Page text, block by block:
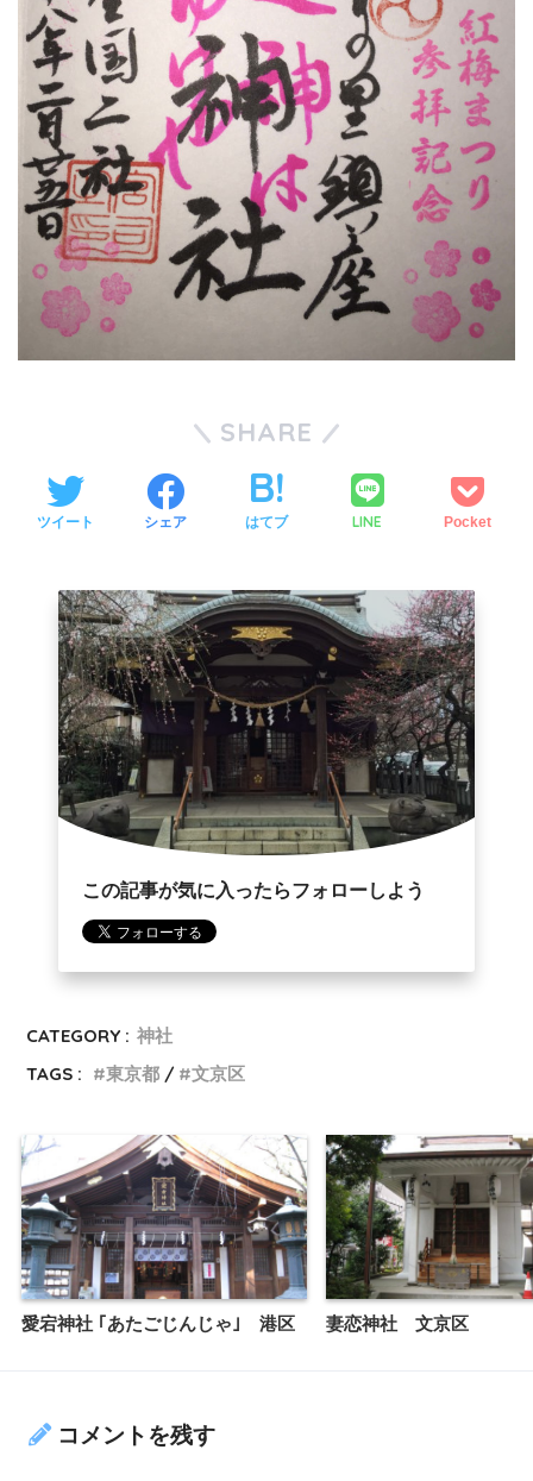
SHARE
ツイート シェア はてブ LINE Pocket
この記事が気に入ったらフォローしよう
CATEGORY : 神社
TAGS :
東京都 文京区
愛宕神社 ｢あたごじんじゃ｣ 港区 妻恋神社 文京区
コメントを残す